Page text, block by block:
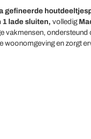
gefineerde
1 lade sluiten, volledig
vakmensen, ondersteund
woonomgeving en zorgt